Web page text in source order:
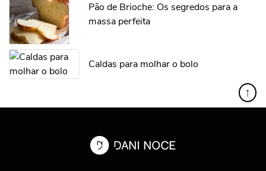
Pão de Brioche: Os segredos para a
massa perfeita
Caldas para molhar o bolo
↑